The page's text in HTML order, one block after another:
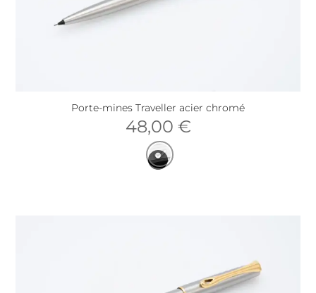
Porte-mines Traveller acier chromé
48,00 €